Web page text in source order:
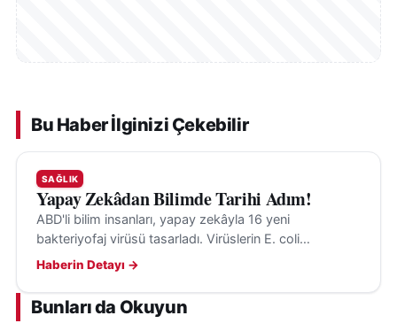
Bu Haber İlginizi Çekebilir
SAĞLIK
Yapay Zekâdan Bilimde Tarihi Adım!
ABD'li bilim insanları, yapay zekâyla 16 yeni
bakteriyofaj virüsü tasarladı. Virüslerin E. coli
bakterilerini hedef aldığı ve insanlara tehdit
Haberin Detayı →
Bunları da Okuyun